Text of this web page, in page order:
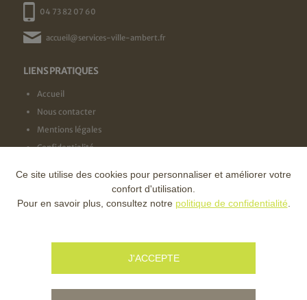
04 73 82 07 60
accueil@services-ville-ambert.fr
LIENS PRATIQUES
Accueil
Nous contacter
Mentions légales
Confidentialité
NOS LABELS
Ce site utilise des cookies pour personnaliser et améliorer votre
confort d'utilisation.
Pour en savoir plus, consultez notre politique de confidentialité
J'ACCEPTE